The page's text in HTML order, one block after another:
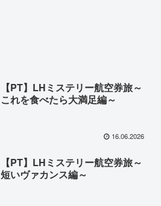
【PT】LHミステリー航空券旅～
これを食べたら大満足編～
16.06.2026
【PT】LHミステリー航空券旅～
短いヴァカンス編～